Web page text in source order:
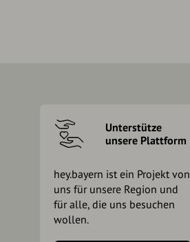
Unterstütze
unsere Plattform
hey.bayern ist ein Projekt von
uns für unsere Region und
für alle, die uns besuchen
wollen.